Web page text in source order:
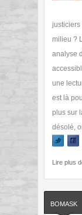
justiciers
milieu ?
analyse
une
est là
plus sur
désolé,
Lire plus
BOMASK